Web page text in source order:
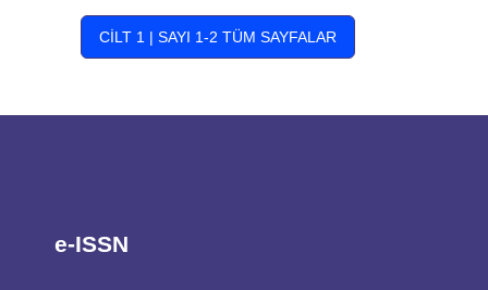
CILT 1 | SAYI 1-2 TÜM SAYFALAR
e-ISSN